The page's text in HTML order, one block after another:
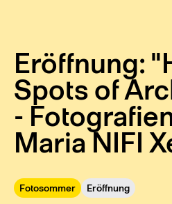
Eröffnung:
Spots of
-
Maria NIFI
Fotosommer Eröffnung